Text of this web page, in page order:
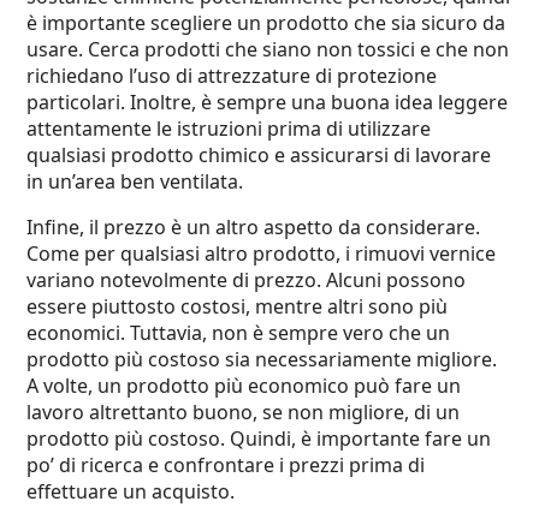
è importante scegliere un prodotto che sia sicuro da
usare. Cerca prodotti che siano non tossici e che non
richiedano l’uso di attrezzature di protezione
particolari. Inoltre, è sempre una buona idea leggere
attentamente le istruzioni prima di utilizzare
qualsiasi prodotto chimico e assicurarsi di lavorare
in un’area ben ventilata.
Infine, il prezzo è un altro aspetto da considerare.
Come per qualsiasi altro prodotto, i rimuovi vernice
variano notevolmente di prezzo. Alcuni possono
essere piuttosto costosi, mentre altri sono più
economici. Tuttavia, non è sempre vero che un
prodotto più costoso sia necessariamente migliore.
A volte, un prodotto più economico può fare un
lavoro altrettanto buono, se non migliore, di un
prodotto più costoso. Quindi, è importante fare un
po’ di ricerca e confrontare i prezzi prima di
effettuare un acquisto.